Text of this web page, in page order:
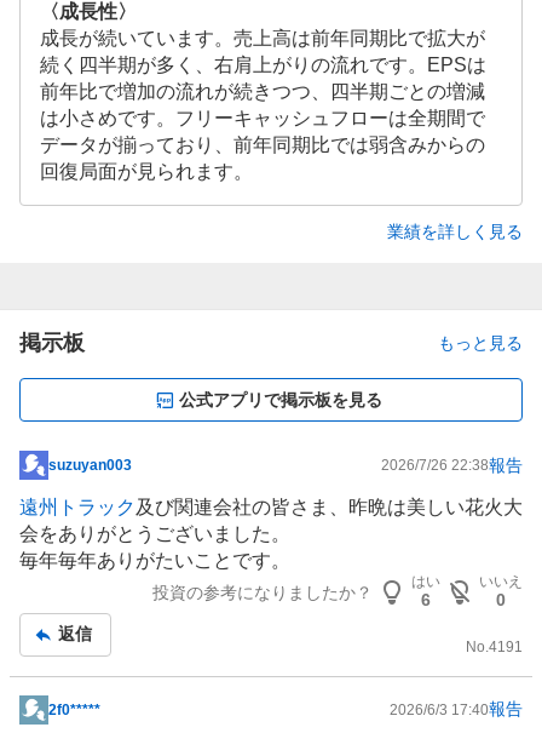
〈成長性〉
成長が続いています。売上高は前年同期比で拡大が
続く四半期が多く、右肩上がりの流れです。EPSは
前年比で増加の流れが続きつつ、四半期ごとの増減
は小さめです。フリーキャッシュフローは全期間で
データが揃っており、前年同期比では弱含みからの
回復局面が見られます。
業績を詳しく見る
掲示板 もっと見る
公式アプリで掲示板を見る
掲
示
板
記
suzuyan003 2026/7/26 22:38報告
遠州トラック 及び関連会社の皆さま、昨晩は美しい花火大
会をありがとうございました。
毎年毎年ありがたいことです。
投資の参考になりましたか？
はい
6
いいえ
0
返信
No. 4191
掲
2f0***** 2026/6/3 17:40報告